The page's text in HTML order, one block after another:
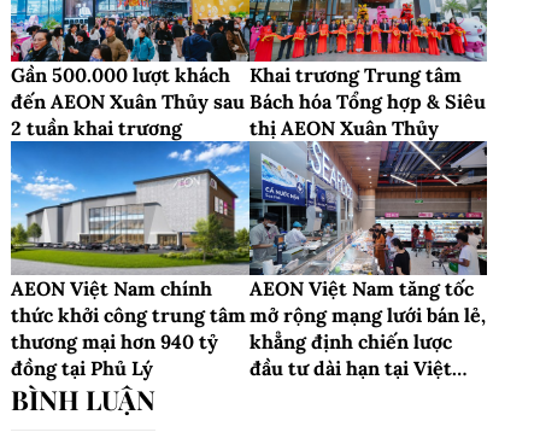
Gần 500.000 lượt khách
đến AEON Xuân Thủy sau
2 tuần khai trương
Khai trương Trung tâm
Bách hóa Tổng hợp & Siêu
thị AEON Xuân Thủy
AEON Việt Nam chính
thức khởi công trung tâm
thương mại hơn 940 tỷ
đồng tại Phủ Lý
AEON Việt Nam tăng tốc
mở rộng mạng lưới bán lẻ,
khẳng định chiến lược
đầu tư dài hạn tại Việt